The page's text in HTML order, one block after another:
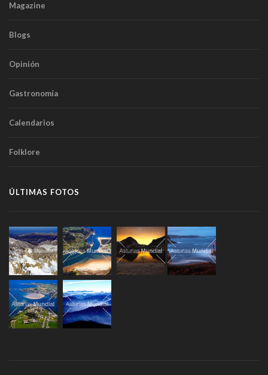
Magazine
Blogs
Opinión
Gastronomía
Calendarios
Folklore
ÚLTIMAS FOTOS